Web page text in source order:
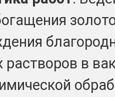
растворов в